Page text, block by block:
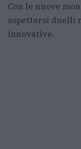
Con le nuove
aspettarsi duelli
innovative.